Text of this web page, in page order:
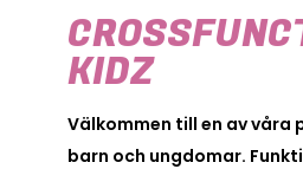
KIDZ
Välkommen till en av våra
barn och ungdomar.